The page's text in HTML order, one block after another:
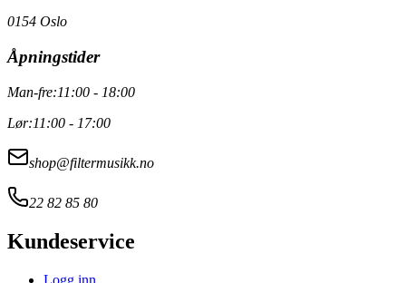
0154 Oslo
Åpningstider
Man-fre:11:00 - 18:00
Lør:11:00 - 17:00
shop@filtermusikk.no
22 82 85 80
Kundeservice
Logg inn